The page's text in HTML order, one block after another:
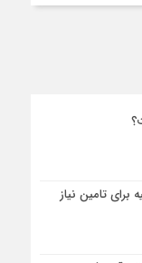
برای تامین نیاز